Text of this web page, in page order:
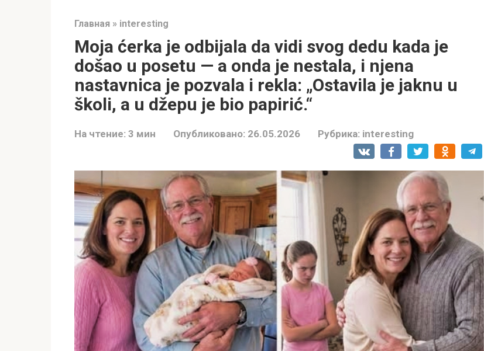
Главная » interesting
Moja ćerka je odbijala da vidi svog dedu kada je
došao u posetu — a onda je nestala, i njena
nastavnica je pozvala i rekla: „Ostavila je jaknu u
školi, a u džepu je bio papirić.“
На чтение: 3 мин Опубликовано: 26.05.2026 Рубрика: interesting